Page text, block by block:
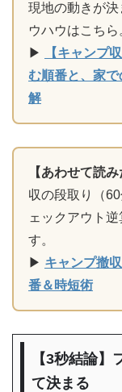
現地の動きが
ウハウはこちら
▶
【キャンプ
む順番と、家
解
【あわせて読み
収の段取り（
ェックアウト
す。
▶ キャンプ撤
番＆時短術
【3秒結論
て決まる